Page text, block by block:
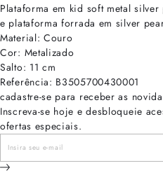
Plataforma em kid soft metal
e plataforma forrada em silver
Material: Couro
Cor: Metalizado
Salto: 11 cm
Referência: B3505700430001
cadastre-se para receber as
Inscreva-se hoje e desbloqueie
ofertas especiais.